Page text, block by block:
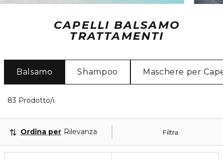
CAPELLI BALSAMO
TRATTAMENTI
Balsamo Shampoo Maschere per
83 Prodotto/i
Filtra
Ordina per Rilevanza